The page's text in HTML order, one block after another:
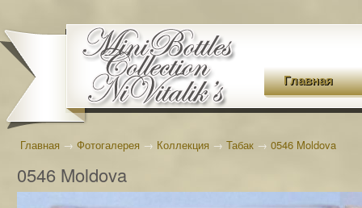
Главная
Главная → Фотогалерея → Коллекция → Табак → 0546 Moldova
0546 Moldova